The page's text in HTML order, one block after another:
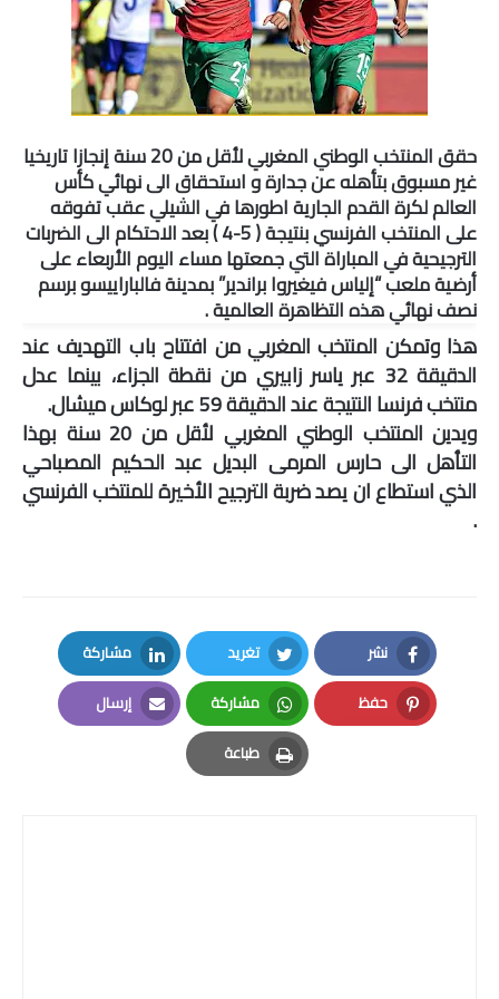
صوت وصورة
حقق المنتخب الوطني المغربي لأقل من 20 سنة إنجازا تاريخيا
غير مسبوق بتأهله عن جدارة و استحقاق الى نهائي كأس
العالم لكرة القدم الجارية اطورها في الشيلي عقب تفوقه
على المنتخب الفرنسي بنتيجة ( 5-4 ) بعد الاحتكام الى الضربات
الترجيحية في المباراة التي جمعتها مساء اليوم الأربعاء على
أرضية ملعب “إلياس فيغيروا براندير” بمدينة فالباراييسو برسم
نصف نهائي هذه التظاهرة العالمية .
هذا وتمكن المنتخب المغربي من افتتاح باب التهديف عند
الدقيقة 32 عبر ياسر زابيري من نقطة الجزاء، بينما عدل
منتخب فرنسا النتيجة عند الدقيقة 59 عبر لوكاس ميشال.
ويدين المنتخب الوطني المغربي لأقل من 20 سنة بهذا
التأهل الى حارس المرمى البديل عبد الحكيم المصباحي
الذي استطاع ان يصد ضربة الترجيح الأخيرة للمنتخب الفرنسي
.
نشر
Facebook
تغريد
Twitter
مشاركة
LinkedIn
حفظ
Pinterest
مشاركة
Whatsapp
إرسال
Email
طباعة
Print